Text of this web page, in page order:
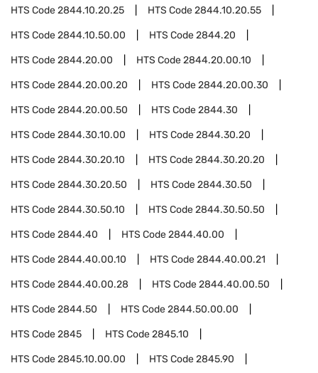
HTS Code2844.10.20.25 HTS Code2844.10.20.55
HTS Code2844.10.50.00 HTS Code2844.20
HTS Code2844.20.00 HTS Code2844.20.00.10
HTS Code2844.20.00.20 HTS Code2844.20.00.30
HTS Code2844.20.00.50 HTS Code2844.30
HTS Code2844.30.10.00 HTS Code2844.30.20
HTS Code2844.30.20.10 HTS Code2844.30.20.20
HTS Code2844.30.20.50 HTS Code2844.30.50
HTS Code2844.30.50.10 HTS Code2844.30.50.50
HTS Code2844.40 HTS Code2844.40.00
HTS Code2844.40.00.10 HTS Code2844.40.00.21
HTS Code2844.40.00.28 HTS Code2844.40.00.50
HTS Code2844.50 HTS Code2844.50.00.00
HTS Code2845 HTS Code2845.10
HTS Code2845.10.00.00 HTS Code2845.90